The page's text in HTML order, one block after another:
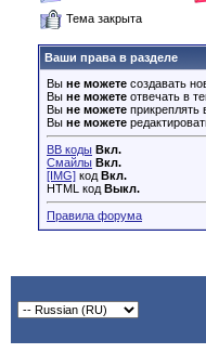
Тема закрыта
Ваши права в разделе
Вы не можете создавать
Вы не можете отвечать в
Вы не можете прикреплять
Вы не можете
BB коды Вкл.
Смайлы Вкл.
[IMG] код Вкл.
HTML код Выкл.
Правила форума